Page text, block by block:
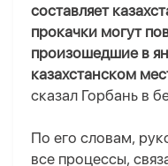
составляет
прокачки могут
произошедшие в
казахстанском
сказал Горбань в
По его словам,
все процессы,